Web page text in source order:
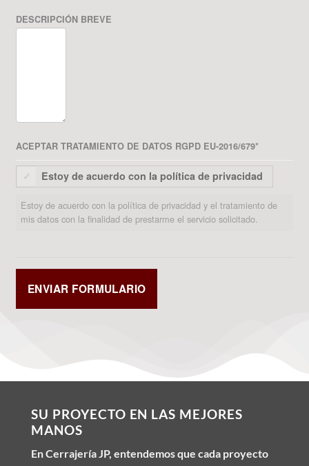
DESCRIPCIÓN BREVE
ACEPTAR TRATAMIENTO DE DATOS RGPD EU-2016/679*
Estoy de acuerdo con la política de privacidad
Estoy de acuerdo con la política de privacidad y el tratamiento de
mis datos con la finalidad de prestarme el servicio solicitado.
SU PROYECTO EN LAS MEJORES
MANOS
En Cerrajería JP, entendemos que cada proyecto